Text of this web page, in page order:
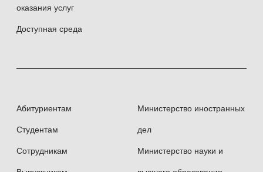
оказания услуг
Доступная среда
Абитуриентам
Студентам
Сотрудникам
Министерство иностранных
дел
Министерство науки и